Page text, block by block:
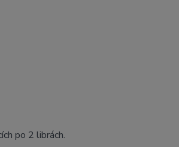
po 2 librách.